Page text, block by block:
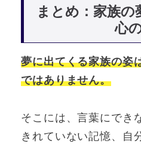
まとめ：家族
心
夢に出てくる家族の姿
ではありません。
そこには、言葉にでき
きれていない記憶、自